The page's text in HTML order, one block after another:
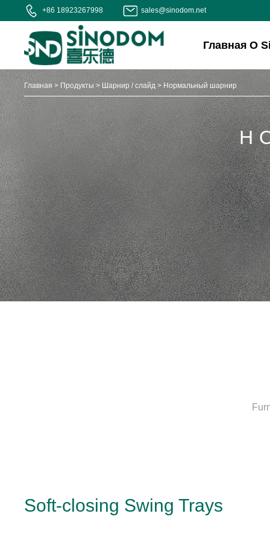
+86 18923267998 sales@sinodom.net
Главная О
Главная > Продукты > Шарнир / слайд > Нормальный шарнир
Soft-closing Swing Trays